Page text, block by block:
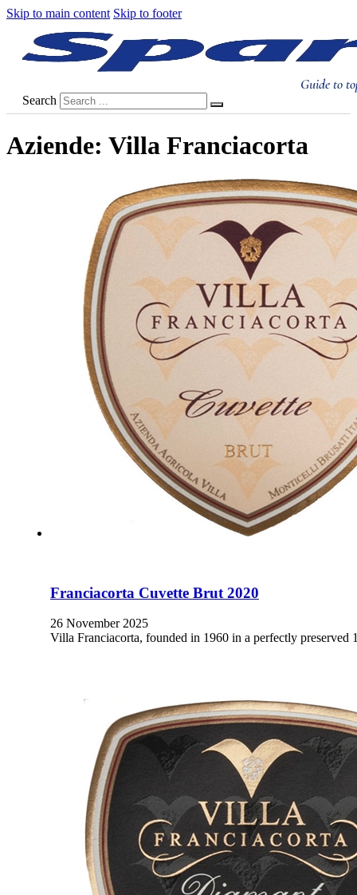
Skip to main content Skip to footer
Guide to
Search
Aziende: Villa Franciacorta
Franciacorta Cuvette Brut 2020
26 November 2025
Villa Franciacorta, founded in 1960 in a perfectly